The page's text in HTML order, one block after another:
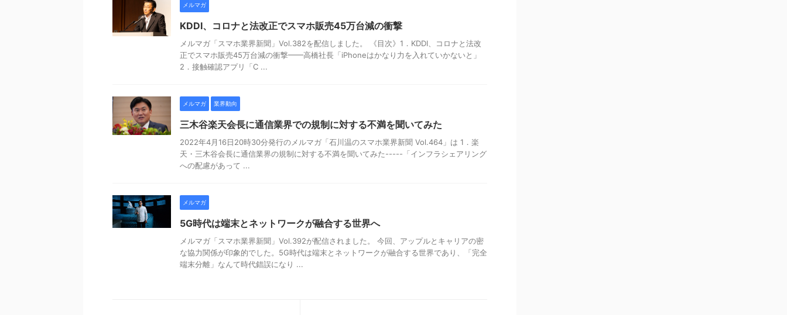
メルマガ
KDDI、コロナと法改正でスマホ販売45万台減の衝撃
メルマガ「スマホ業界新聞」Vol.382を配信しました。 《目次》1．KDDI、コロナと法改
正でスマホ販売45万台減の衝撃━━高橋社長「iPhoneはかなり力を入れていかないと」
2．接触確認アプリ「C ...
メルマガ 業界動向
三木谷楽天会長に通信業界での規制に対する不満を聞いてみた
2022年4月16日20時30分発行のメルマガ「石川温のスマホ業界新聞 Vol.464」は 1．楽
天・三木谷会長に通信業界の規制に対する不満を聞いてみた-----「インフラシェアリング
への配慮があって ...
メルマガ
5G時代は端末とネットワークが融合する世界へ
メルマガ「スマホ業界新聞」Vol.392が配信されました。 今回、アップルとキャリアの密
な協力関係が印象的でした。5G時代は端末とネットワークが融合する世界であり、「完全
端末分離」なんて時代錯誤になり ...